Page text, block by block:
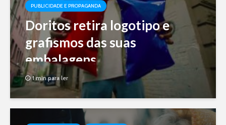
PUBLICIDADE E PROPAGANDA
Doritos retira logotipo e
grafismos das suas
embalagens
1 min para ler